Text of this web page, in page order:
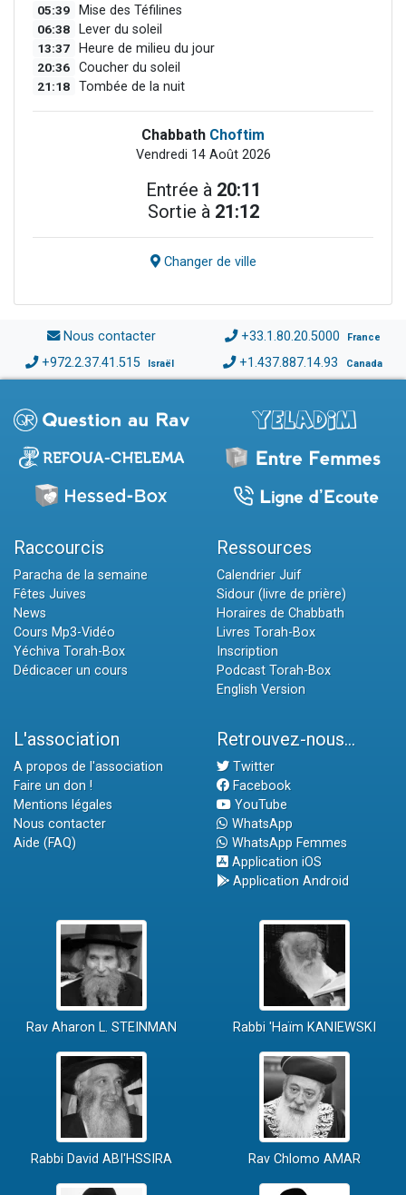
05:39 Mise des Téfilines
06:38 Lever du soleil
13:37 Heure de milieu du jour
20:36 Coucher du soleil
21:18 Tombée de la nuit
Chabbath Choftim
Vendredi 14 Août 2026
Entrée à 20:11
Sortie à 21:12
Changer de ville
Nous contacter +33.1.80.20.5000 France
+972.2.37.41.515 Israël +1.437.887.14.93 Canada
Raccourcis
Paracha de la semaine
Fêtes Juives
News
Cours Mp3-Vidéo
Yéchiva Torah-Box
Dédicacer un cours
Ressources
Calendrier Juif
Sidour (livre de prière)
Horaires de Chabbath
Livres Torah-Box
Inscription
Podcast Torah-Box
English Version
L'association
A propos de l'association
Faire un don !
Mentions légales
Nous contacter
Aide (FAQ)
Retrouvez-nous...
Twitter
Facebook
YouTube
WhatsApp
WhatsApp Femmes
Application iOS
Application Android
Rav Aharon L. STEINMAN Rabbi 'Haïm KANIEWSKI
Rabbi David ABI'HSSIRA Rav Chlomo AMAR